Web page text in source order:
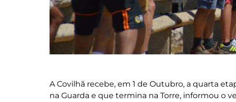
A Covilhã recebe, em 1 de Outubro, a quarta
na Guarda e que termina na Torre, informou o